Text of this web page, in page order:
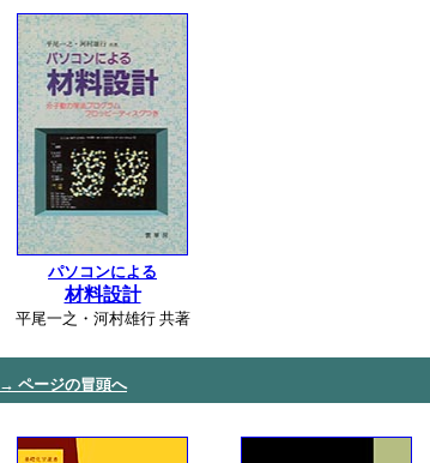
パソコンによる
材料設計
平尾一之・河村雄行 共著
→ ページの冒頭へ